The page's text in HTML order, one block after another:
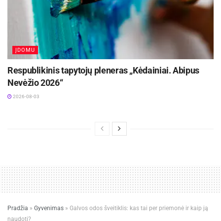
dangajums padės sutaupyti.
ĮDOMU
Respublikinis tapytojų pleneras „Kėdainiai. Abipus
Nevėžio 2026“
2026-08-03
Pradžia » Gyvenimas » Galvos odos šveitiklis: kas tai per priemonė ir kaip ją
naudoti?